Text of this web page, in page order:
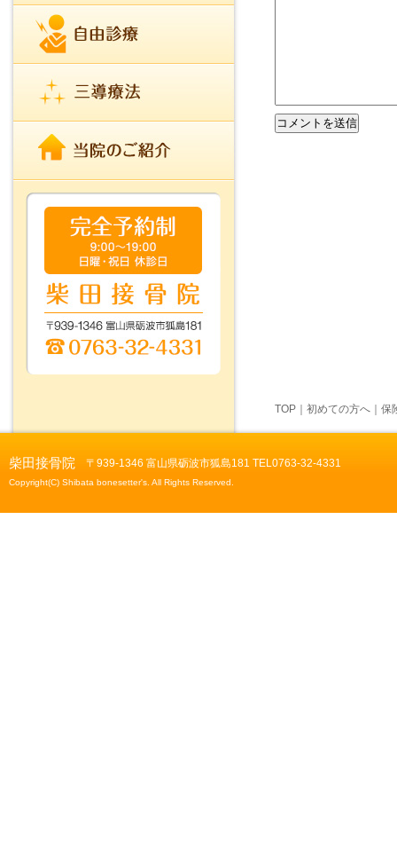
TOP 初めての方へ 保
柴田接骨院 〒939-1346 富山県砺波市狐島181 TEL0763-32-4331
Copyright(C) Shibata bonesetter's. All Rights Reserved.